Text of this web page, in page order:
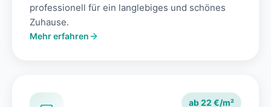
professionell für ein langlebiges und schönes
Zuhause.
Mehr erfahren
ab 22 €/m²